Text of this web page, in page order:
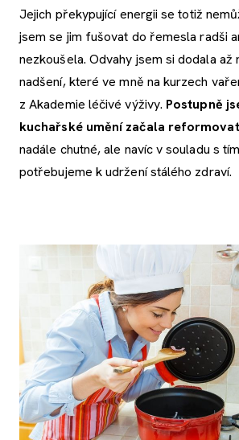
Jejich překypující energii se totiž
jsem se jim fušovat do řemesla radši
nezkoušela. Odvahy jsem si dodala až
nadšení, které ve mně na kurzech
z Akademie léčivé výživy. Postupně
kuchařské umění začala reformovat
nadále chutné, ale navíc v souladu s
potřebujeme k udržení stálého zdraví.